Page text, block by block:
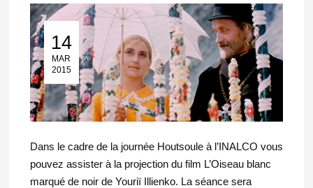
14
MAR
2015
14 Mar 2015
Dans le cadre de la journée Houtsoule à l’INALCO vous
pouvez assister à la projection du film L’Oiseau blanc
marqué de noir de Youriï Illienko. La séance sera